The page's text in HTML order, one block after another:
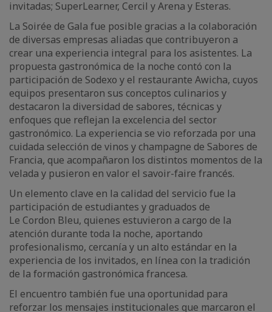
invitadas; SuperLearner, Cercil y Arena y Esteras.
La Soirée de Gala fue posible gracias a la colaboración
de diversas empresas aliadas que contribuyeron a
crear una experiencia integral para los asistentes. La
propuesta gastronómica de la noche contó con la
participación de Sodexo y el restaurante Awicha, cuyos
equipos presentaron sus conceptos culinarios y
destacaron la diversidad de sabores, técnicas y
enfoques que reflejan la excelencia del sector
gastronómico. La experiencia se vio reforzada por una
cuidada selección de vinos y champagne de Sabores de
Francia, que acompañaron los distintos momentos de la
velada y pusieron en valor el savoir-faire francés.
Un elemento clave en la calidad del servicio fue la
participación de estudiantes y graduados de
Le Cordon Bleu, quienes estuvieron a cargo de la
atención durante toda la noche, aportando
profesionalismo, cercanía y un alto estándar en la
experiencia de los invitados, en línea con la tradición
de la formación gastronómica francesa.
El encuentro también fue una oportunidad para
reforzar los mensajes institucionales que marcaron el